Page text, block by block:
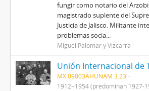
fungir como notario del
magistrado suplente del
Justicia de Jalisco. Militante
problemas socia...
Miguel Palomar y Vizcarra
MX 09003AHUNAM 3.23
1912~1954 (predominan 1927-